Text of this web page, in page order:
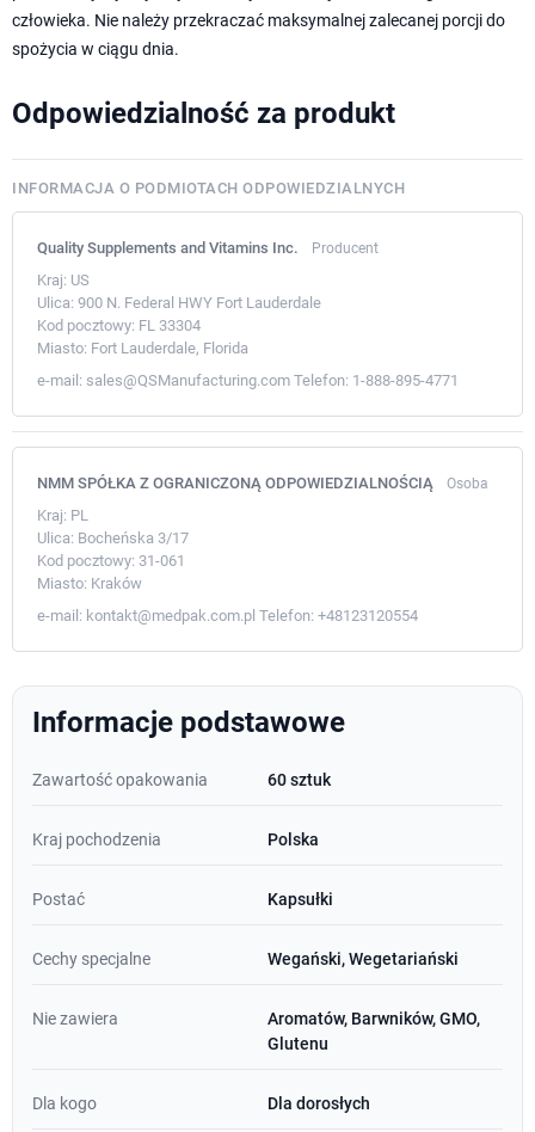
człowieka. Nie należy przekraczać maksymalnej zalecanej porcji do
spożycia w ciągu dnia.
Odpowiedzialność za produkt
INFORMACJA O PODMIOTACH ODPOWIEDZIALNYCH
Quality Supplements and Vitamins Inc. Producent
Kraj: US
Ulica: 900 N. Federal HWY Fort Lauderdale
Kod pocztowy: FL 33304
Miasto: Fort Lauderdale, Florida
e-mail: sales@QSManufacturing.com Telefon: 1-888-895-4771
NMM SPÓŁKA Z OGRANICZONĄ ODPOWIEDZIALNOŚCIĄ Osoba
Kraj: PL
Ulica: Bocheńska 3/17
Kod pocztowy: 31-061
Miasto: Kraków
e-mail: kontakt@medpak.com.pl Telefon: +48123120554
Informacje podstawowe
Zawartość opakowania 60 sztuk
Kraj pochodzenia Polska
Postać Kapsułki
Cechy specjalne Wegański, Wegetariański
Nie zawiera
Aromatów, Barwników, GMO,
Glutenu
Dla kogo Dla dorosłych